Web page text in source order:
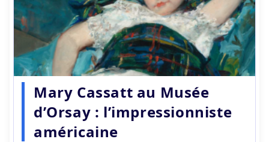
Mary Cassatt au Musée
d’Orsay : l’impressionniste
américaine